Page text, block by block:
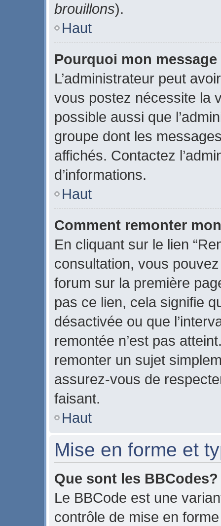
brouillons).
Haut
Pourquoi mon
L’administrateur peut
vous postez nécessite la
possible aussi que
groupe dont les
affichés. Contactez
d’informations.
Haut
Comment remonter
En cliquant sur le lien
consultation, vous
forum sur la première
pas ce lien, cela signifie
désactivée ou que
remontée n’est pas
remonter un sujet
assurez-vous de
faisant.
Haut
Mise en forme et
Que sont les BBCodes?
Le BBCode est une
contrôle de mise en